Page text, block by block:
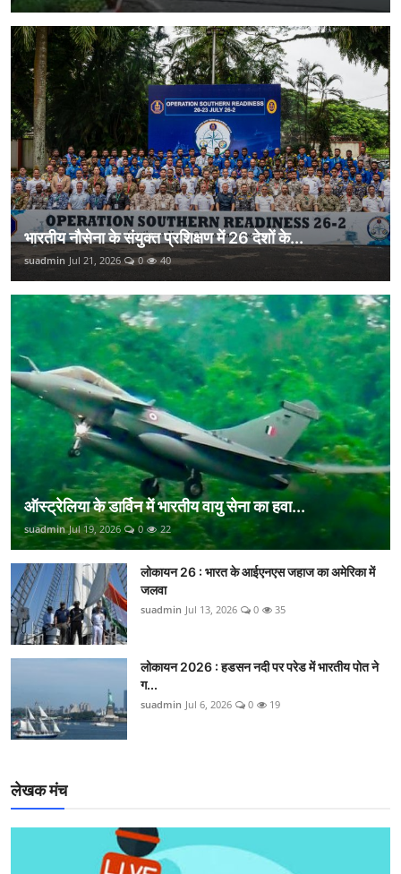
भारतीय नौसेना के संयुक्त प्रशिक्षण में 26 देशों के...
suadmin Jul 21, 2026 0 40
ऑस्ट्रेलिया के डार्विन में भारतीय वायु सेना का हवा...
suadmin Jul 19, 2026 0 22
लोकायन 26 : भारत के आईएनएस जहाज का अमेरिका में
जलवा
suadmin Jul 13, 2026 0 35
लोकायन 2026 : हडसन नदी पर परेड में भारतीय पोत ने
ग...
suadmin Jul 6, 2026 0 19
लेखक मंच